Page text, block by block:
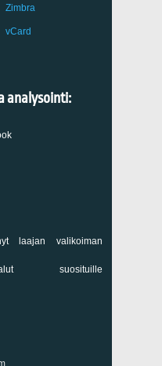
Zimbra
vCard
analysointi:
laajan valikoiman
suosituille